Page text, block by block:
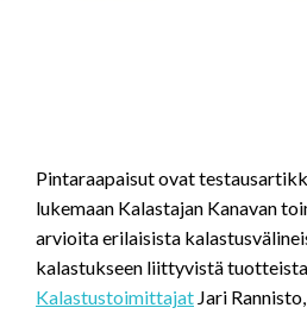
Pintaraapaisut ovat
lukemaan Kalastajan Kanavan
arvioita erilaisista
kalastukseen liittyvistä
Kalastustoimittajat Jari